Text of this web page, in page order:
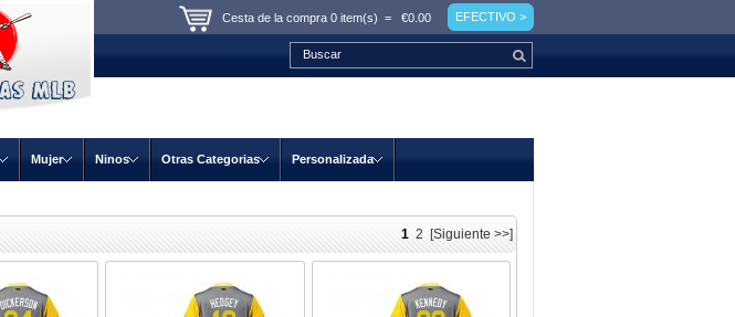
Cesta de la compra 0 item(s) = €0.00 EFECTIVO >
Mujer Ninos Otras Categorias Personalizada
1 2 [Siguiente >>]